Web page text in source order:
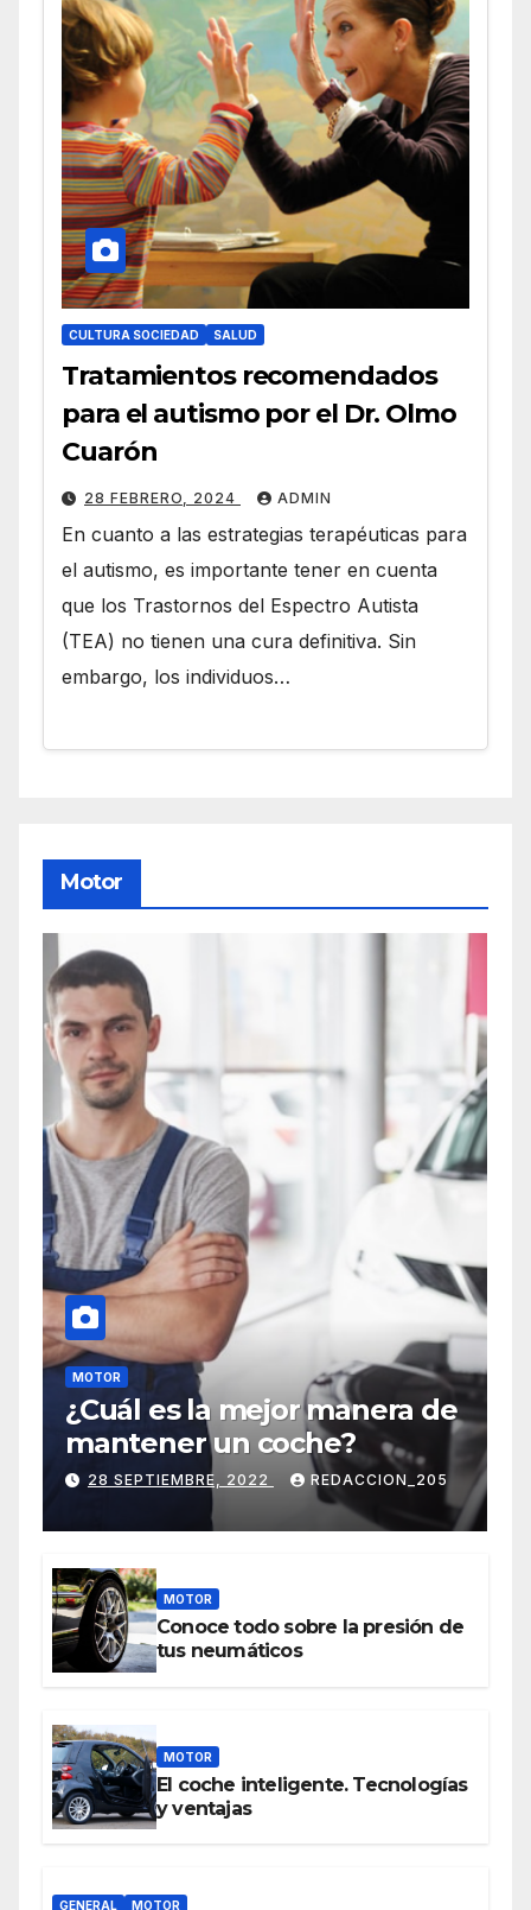
CULTURA SOCIEDAD SALUD
Tratamientos recomendados
para el autismo por el Dr. Olmo
Cuarón
28 FEBRERO, 2024 ADMIN
En cuanto a las estrategias terapéuticas para
el autismo, es importante tener en cuenta
que los Trastornos del Espectro Autista
(TEA) no tienen una cura definitiva. Sin
embargo, los individuos…
Motor
MOTOR
¿Cuál es la mejor manera de
mantener un coche?
28 SEPTIEMBRE, 2022 REDACCION_205
MOTOR
Conoce todo sobre la presión de
tus neumáticos
MOTOR
El coche inteligente. Tecnologías
y ventajas
GENERAL MOTOR